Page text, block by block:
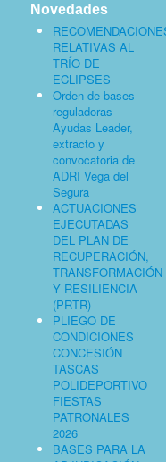
Novedades
RELATIVAS AL
TRÍO DE
ECLIPSES
Orden de bases
reguladoras
Ayudas Leader,
extracto y
convocatoria de
ADRI Vega del
Segura
ACTUACIONES
EJECUTADAS
DEL PLAN DE
RECUPERACIÓN,
TRANSFORMACIÓN
Y RESILIENCIA
(PRTR)
PLIEGO DE
CONDICIONES
CONCESIÓN
TASCAS
POLIDEPORTIVO
FIESTAS
PATRONALES
2026
BASES PARA LA